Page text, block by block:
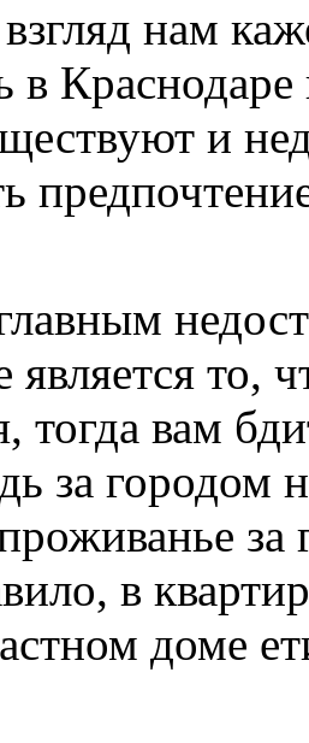
нам
в
и
является то,
тогда вам
за городом
проживанье
в
доме